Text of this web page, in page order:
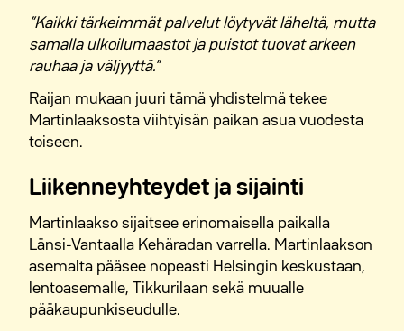
M2-Kotien vuokra-asunnot Hakunilassa
M2-Kotien vuokra-asunnot Myyrmäessä
M2-Kotien vuokra-asunnot Asolassa
M2-Kotien vuokra-asunnot Leinelässä
M2-Kotien vuokra-asunnot Pakkalassa
M2-Kotien vuokra-asunnot Jokiniemessä
”Kaikki tärkeimmät palvelut löytyvät läheltä, mutta
samalla ulkoilumaastot ja puistot tuovat arkeen
rauhaa ja väljyyttä.”
Raijan mukaan juuri tämä yhdistelmä tekee
Martinlaaksosta viihtyisän paikan asua vuodesta
toiseen.
Liikenneyhteydet ja sijainti
Martinlaakso sijaitsee erinomaisella paikalla
Länsi-Vantaalla Kehäradan varrella. Martinlaakson
asemalta pääsee nopeasti Helsingin keskustaan,
lentoasemalle, Tikkurilaan sekä muualle
pääkaupunkiseudulle.